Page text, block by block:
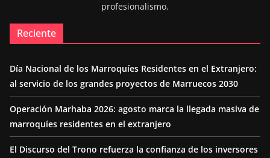
profesionalismo.
Reciente
Día Nacional de los Marroquíes Residentes en el Extranjero:
al servicio de los grandes proyectos de Marruecos 2030
Operación Marhaba 2026: agosto marca la llegada masiva de
marroquíes residentes en el extranjero
El Discurso del Trono refuerza la confianza de los inversores